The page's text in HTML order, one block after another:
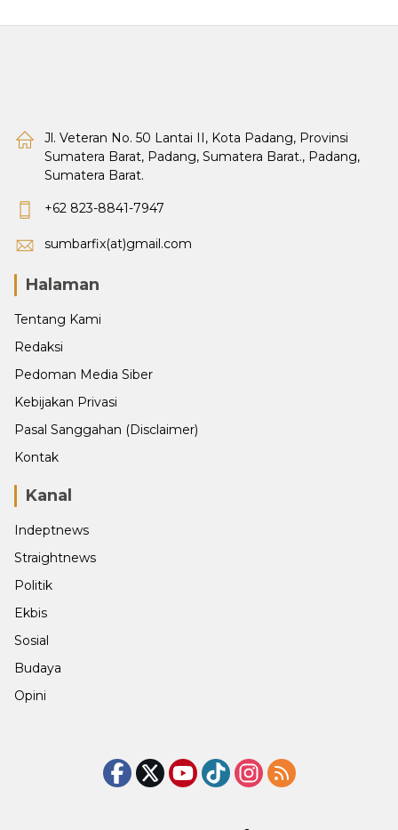
Jl. Veteran No. 50 Lantai II, Kota Padang, Provinsi
Sumatera Barat, Padang, Sumatera Barat., Padang,
Sumatera Barat.
+62 823-8841-7947
sumbarfix(at)gmail.com
Halaman
Tentang Kami
Redaksi
Pedoman Media Siber
Kebijakan Privasi
Pasal Sanggahan (Disclaimer)
Kontak
Kanal
Indeptnews
Straightnews
Politik
Ekbis
Sosial
Budaya
Opini